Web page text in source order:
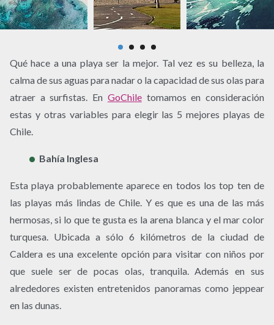
Qué hace a una playa ser la mejor. Tal vez es su belleza, la
calma de sus aguas para nadar o la capacidad de sus olas para
atraer a surfistas. En GoChiletomamos en consideración
estas y otras variables para elegir las 5 mejores playas de
Chile.
Bahía Inglesa
Esta playa probablemente aparece en todos los top ten de
las playas más lindas de Chile. Y es que es una de las más
hermosas, si lo que te gusta es la arena blanca y el mar color
turquesa. Ubicada a sólo 6 kilómetros de la ciudad de
Caldera es una excelente opción para visitar con niños por
que suele ser de pocas olas, tranquila. Además en sus
alrededores existen entretenidos panoramas como jeppear
en las dunas.